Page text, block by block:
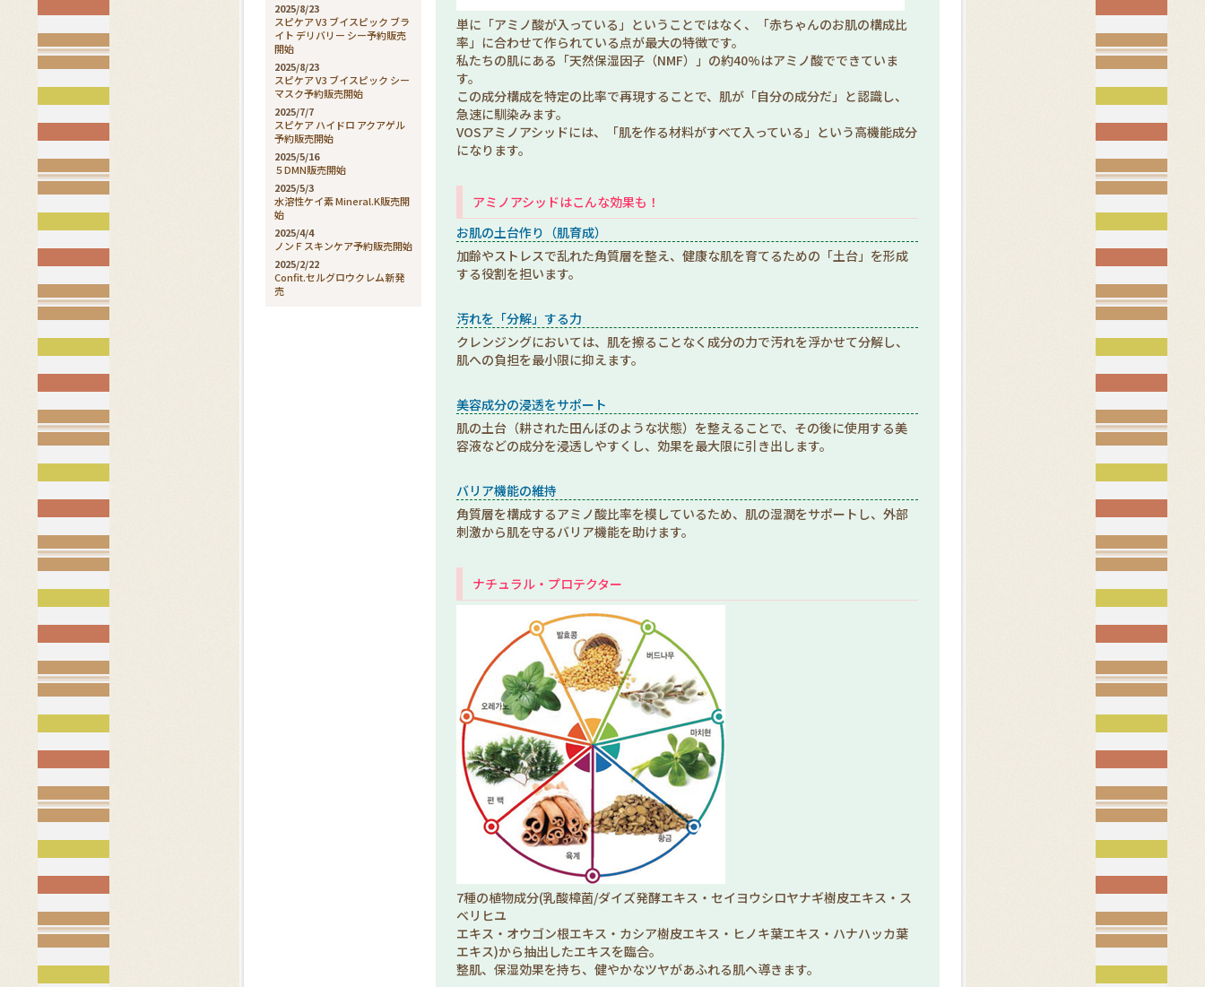
2025/8/23
スピケア V3 ブイスピック ブラ
イト デリバリー シー予約販売
開始
2025/8/23
スピケア V3 ブイスピック シー
マスク予約販売開始
2025/7/7
スピケア ハイドロ アクアゲル
予約販売開始
2025/5/16
５DMN販売開始
2025/5/3
水溶性ケイ素 Mineral.K販売開
始
2025/4/4
ノンＦスキンケア予約販売開始
2025/2/22
Confit.セルグロウクレム新発
売
単に「アミノ酸が入っている」ということではなく、「赤ちゃんのお肌の構成比
率」に合わせて作られている点が最大の特徴です。
私たちの肌にある「天然保湿因子（NMF）」の約40%はアミノ酸でできていま
す。
この成分構成を特定の比率で再現することで、肌が「自分の成分だ」と認識し、
急速に馴染みます。
VOSアミノアシッドには、「肌を作る材料がすべて入っている」という高機能成分
になります。
アミノアシッドはこんな効果も！
お肌の土台作り（肌育成）
加齢やストレスで乱れた角質層を整え、健康な肌を育てるための「土台」を形成
する役割を担います。
汚れを「分解」する力
クレンジングにおいては、肌を擦ることなく成分の力で汚れを浮かせて分解し、
肌への負担を最小限に抑えます。
美容成分の浸透をサポート
肌の土台（耕された田んぼのような状態）を整えることで、その後に使用する美
容液などの成分を浸透しやすくし、効果を最大限に引き出します。
バリア機能の維持
角質層を構成するアミノ酸比率を模しているため、肌の湿潤をサポートし、外部
刺激から肌を守るバリア機能を助けます。
ナチュラル・プロテクター
7種の植物成分(乳酸樟菌/ダイズ発酵エキス・セイヨウシロヤナギ樹皮エキス・ス
ベリヒユ
エキス・オウゴン根エキス・カシア樹皮エキス・ヒノキ葉エキス・ハナハッカ葉
エキス)から抽出したエキスを臨合。
整肌、保湿効果を持ち、健やかなツヤがあふれる肌ヘ導きます。